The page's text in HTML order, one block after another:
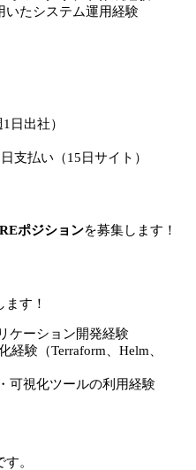
いたシステム運用経験
日出社）
支払い（15日サイト）
ポジションを募集します！
す！
ケーション開発経験
経験（Terraform、Helm、
可視化ツールの利用経験
。